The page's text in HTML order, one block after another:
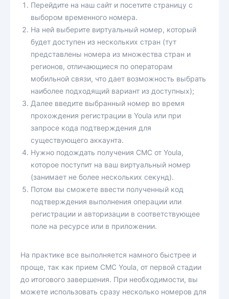
Перейдите на наш сайт и посетите страницу с
выбором временного номера.
На ней выберите виртуальный номер, который
будет доступен из нескольких стран (тут
представлены номера из множества стран и
регионов, отличающиеся по операторам
мобильной связи, что дает возможность выбрать
наиболее подходящий вариант из доступных);
Далее введите выбранный номер во время
прохождения регистрации в Youla или при
запросе кода подтверждения для
существующего аккаунта.
Нужно подождать получения СМС от Youla,
которое поступит на ваш виртуальный номер
(занимает не более нескольких секунд).
Потом вы сможете ввести полученный код
подтверждения выполнения операции или
регистрации и авторизации в соответствующее
поле на ресурсе или в приложении.
На практике все выполняется намного быстрее и
проще, так как прием СМС Youla, от первой стадии
до итогового завершения. При необходимости, вы
можете использовать сразу несколько номеров для